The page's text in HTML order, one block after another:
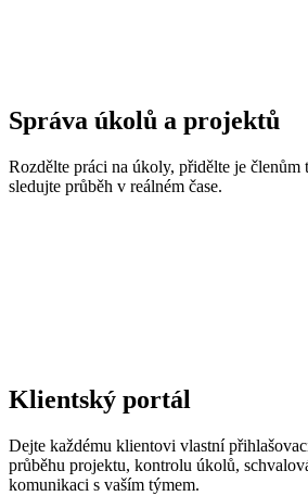
Správa úkolů a projektů
Rozdělte práci na úkoly, přidělte je členům
sledujte průběh v reálném čase.
Klientský portál
Dejte každému klientovi vlastní
průběhu projektu, kontrolu úkolů,
komunikaci s vaším týmem.